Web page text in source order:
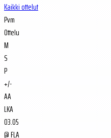
Kaikki ottelut
Pvm
Ottelu
M
S
P
+/-
AA
LKA
03.05
@FLA